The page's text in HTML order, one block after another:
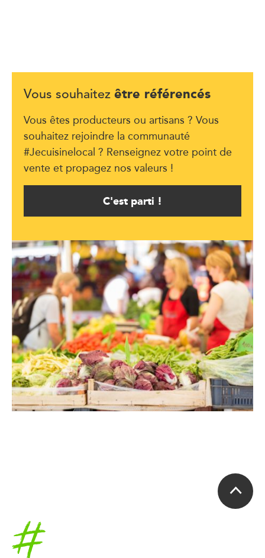
Vous souhaitez être référencés
Vous êtes producteurs ou artisans ? Vous
souhaitez rejoindre la communauté
#Jecuisinelocal ? Renseignez votre point de
vente et propagez nos valeurs !
C'est parti !
Accueil